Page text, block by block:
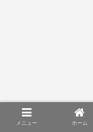
メニュー ホーム